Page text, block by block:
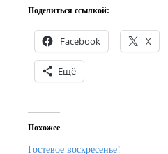
Поделиться ссылкой:
Facebook X
Ещё
Похожее
Гостевое воскресенье!